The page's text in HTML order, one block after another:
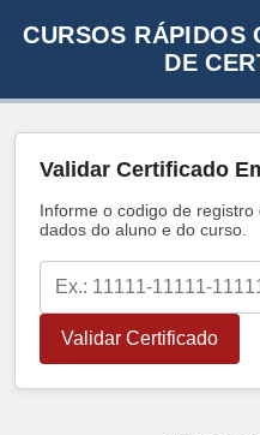
CURSOS RÁPIDOS
DE
Validar Certificado
Informe o codigo de
dados do aluno e do curso.
Validar Certificado